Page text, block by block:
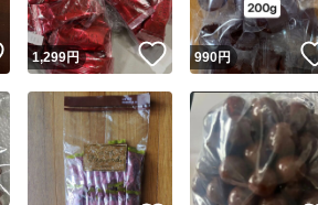
安心発送 このユーザーは設定
いいね！
1,299円 いいね！
990円